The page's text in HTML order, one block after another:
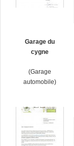
Garage du
cygne
(Garage
automobile)